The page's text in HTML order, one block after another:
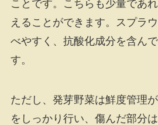
ことです。こちらも少量であ
えることができます。スプラ
べやすく、抗酸化成分を含ん
す。
ただし、発芽野菜は鮮度管理
をしっかり行い、傷んだ部分